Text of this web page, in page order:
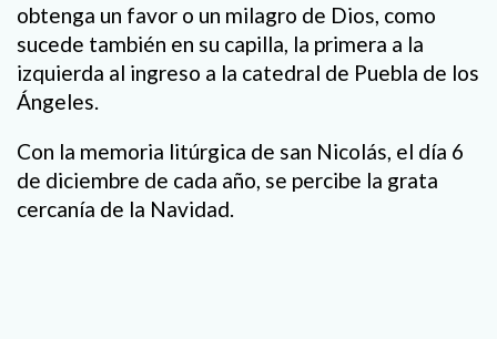
obtenga un favor o un milagro de Dios, como
sucede también en su capilla, la primera a la
izquierda al ingreso a la catedral de Puebla de los
Ángeles.
Con la memoria litúrgica de san Nicolás, el día 6
de diciembre de cada año, se percibe la grata
cercanía de la Navidad.